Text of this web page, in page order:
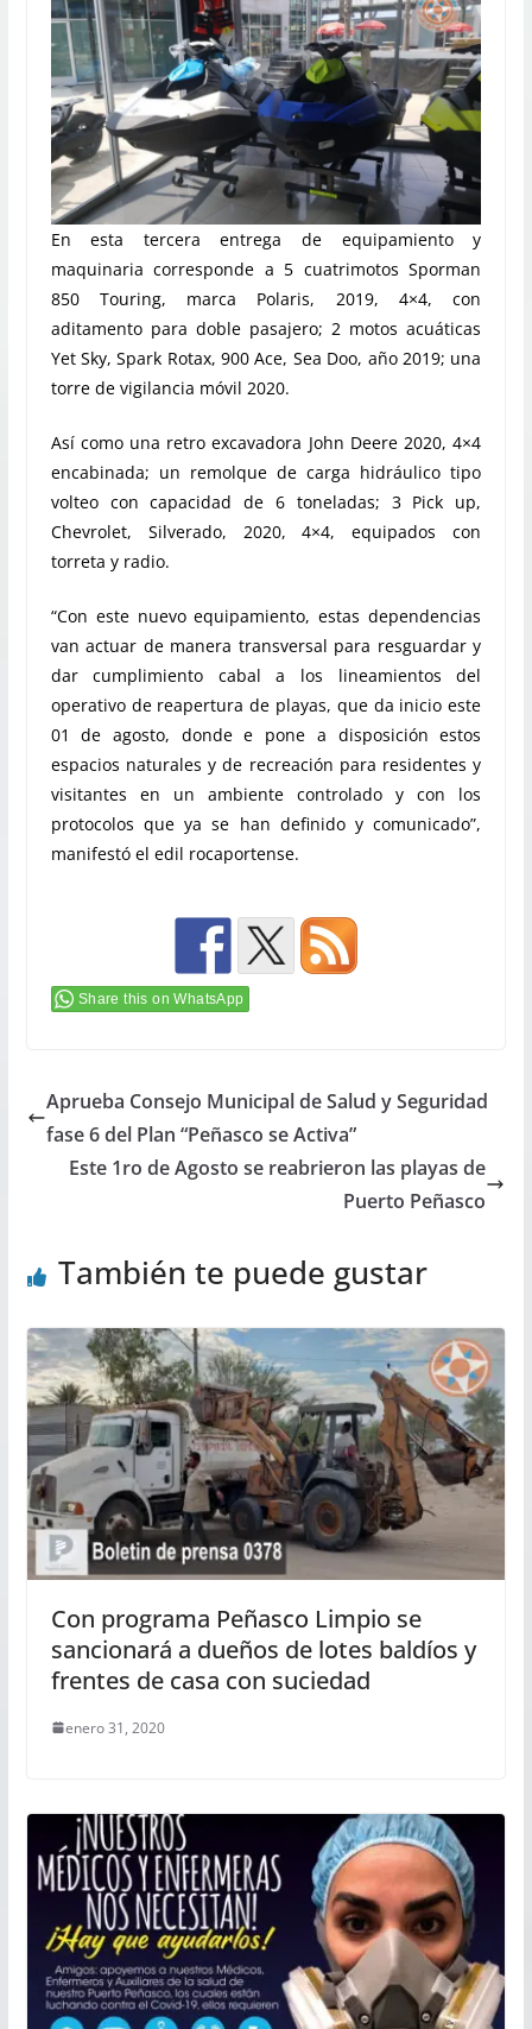
En esta tercera entrega de equipamiento y
maquinaria corresponde a 5 cuatrimotos Sporman
850 Touring, marca Polaris, 2019, 4×4, con
aditamento para doble pasajero; 2 motos acuáticas
Yet Sky, Spark Rotax, 900 Ace, Sea Doo, año 2019; una
torre de vigilancia móvil 2020.
Así como una retro excavadora John Deere 2020, 4×4
encabinada; un remolque de carga hidráulico tipo
volteo con capacidad de 6 toneladas; 3 Pick up,
Chevrolet, Silverado, 2020, 4×4, equipados con
torreta y radio.
“Con este nuevo equipamiento, estas dependencias
van actuar de manera transversal para resguardar y
dar cumplimiento cabal a los lineamientos del
operativo de reapertura de playas, que da inicio este
01 de agosto, donde e pone a disposición estos
espacios naturales y de recreación para residentes y
visitantes en un ambiente controlado y con los
protocolos que ya se han definido y comunicado”,
manifestó el edil rocaportense.
Share this on WhatsApp
Aprueba Consejo Municipal de Salud y Seguridad
fase 6 del Plan “Peñasco se Activa”
Este 1ro de Agosto se reabrieron las playas de
Puerto Peñasco
También te puede gustar
Con programa Peñasco Limpio se
sancionará a dueños de lotes baldíos y
frentes de casa con suciedad
enero 31, 2020